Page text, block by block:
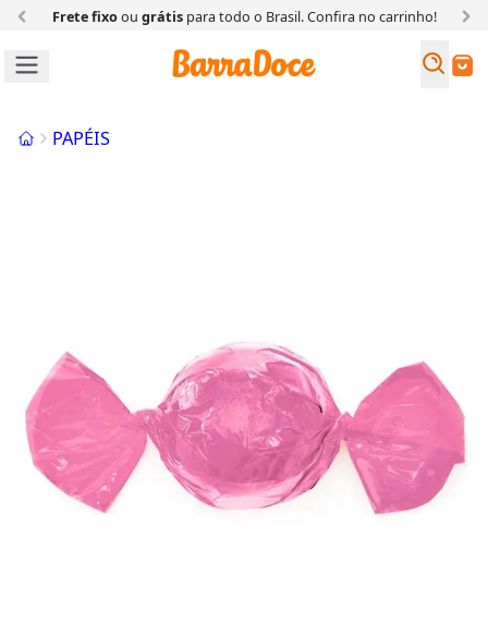
Frete fixoou grátispara todo o Brasil. Confira no carrinho!
Buscar
InícioPAPÉIS